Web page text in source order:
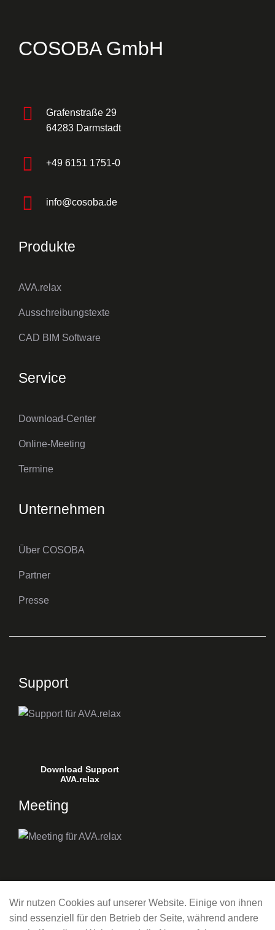
COSOBA GmbH
Grafenstraße 29
64283 Darmstadt
+49 6151 1751-0
info@cosoba.de
Produkte
AVA.relax
Ausschreibungstexte
CAD BIM Software
Service
Download-Center
Online-Meeting
Termine
Unternehmen
Über COSOBA
Partner
Presse
Support
Download Support
AVA.relax
Meeting
AVA.relax
Wir nutzen Cookies auf unserer Website. Einige von ihnen
sind essenziell für den Betrieb der Seite, während andere